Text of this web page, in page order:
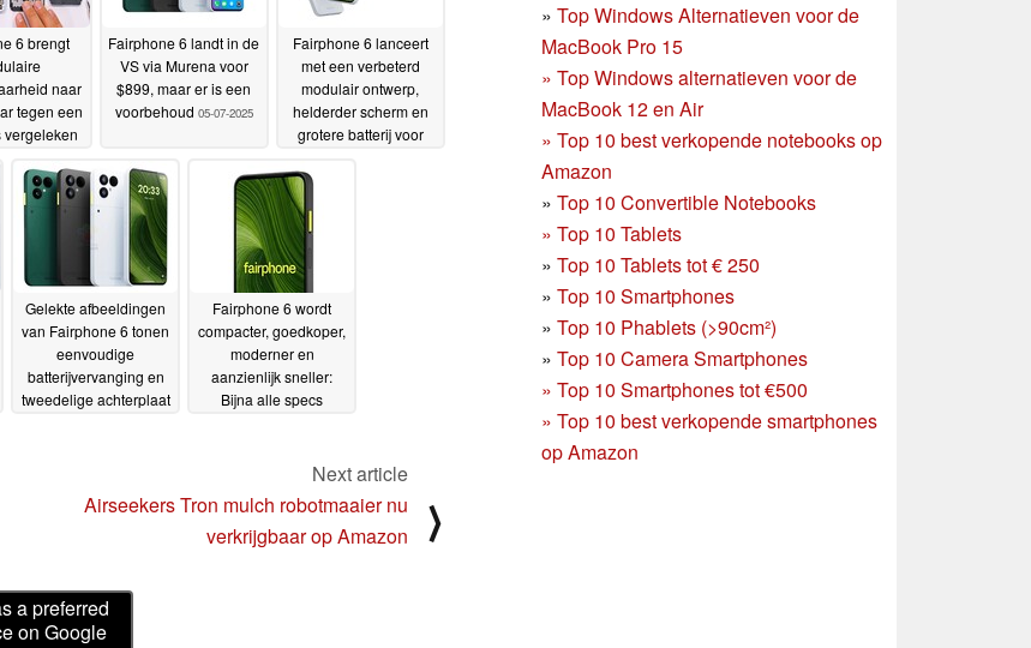
» Top Windows Alternatieven voor de
MacBook Pro 15
» Top Windows alternatieven voor de
MacBook 12 en Air
» Top 10 best verkopende notebooks op
Amazon
» Top 10 Convertible Notebooks
» Top 10 Tablets
» Top 10 Tablets tot € 250
» Top 10 Smartphones
» Top 10 Phablets (>90cm²)
» Top 10 Camera Smartphones
» Top 10 Smartphones tot €500
» Top 10 best verkopende smartphones
op Amazon
6 brengt
naar
tegen een
vergeleken
27-
2025
Fairphone 6 landt in de
VS via Murena voor
$899, maar er is een
voorbehoud 05-07-2025
Fairphone 6 lanceert
met een verbeterd
modulair ontwerp,
helderder scherm en
grotere batterij voor
Gelekte afbeeldingen
van Fairphone 6 tonen
eenvoudige
batterijvervanging en
tweedelige achterplaat
Fairphone 6 wordt
compacter, goedkoper,
moderner en
aanzienlijk sneller:
Bijna alle specs
Next article
Airseekers Tron mulch robotmaaier nu
verkrijgbaar op Amazon
⟩
a preferred
on Google